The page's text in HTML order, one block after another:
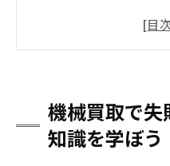
知っておくべき
信頼できる買取
プロが教える機械選
用途に応じた機
機械買取で
知識を学ぼう